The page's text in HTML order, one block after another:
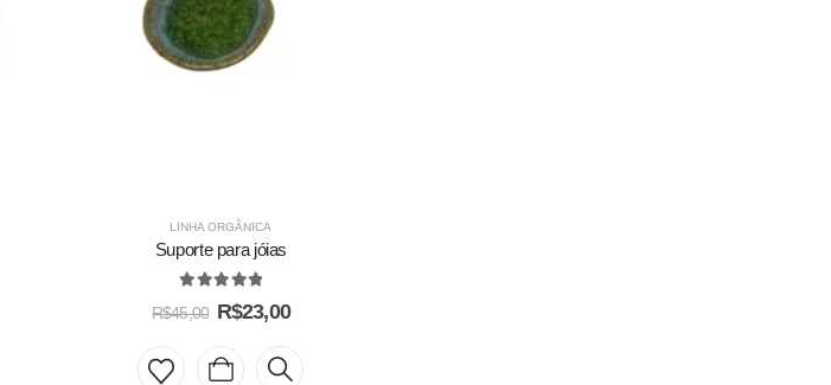
LINHA ORGÂNICA
Suporte para jóias
out of 5
R$45,00 R$23,00